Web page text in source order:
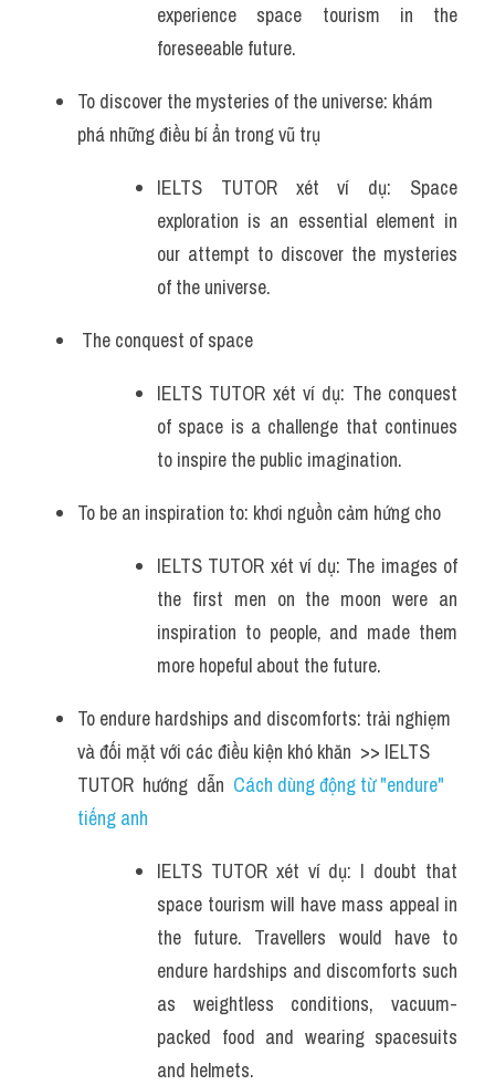
experience space tourism in the
foreseeable future.
To discover the mysteries of the universe: khám
phá những điều bí ẩn trong vũ trụ
IELTS TUTOR xét ví dụ: Space
exploration is an essential element in
our attempt to discover the mysteries
of the universe.
The conquest of space
IELTS TUTOR xét ví dụ: The conquest
of space is a challenge that continues
to inspire the public imagination.
To be an inspiration to: khơi nguồn cảm hứng cho
IELTS TUTOR xét ví dụ: The images of
the first men on the moon were an
inspiration to people, and made them
more hopeful about the future.
To endure hardships and discomforts: trải nghiẹm
và đối mặt với các điều kiện khó khăn  >> IELTS
TUTOR  hướng  dẫn Cách dùng động từ "endure"
tiếng anh
IELTS TUTOR xét ví dụ: I doubt that
space tourism will have mass appeal in
the future. Travellers would have to
endure hardships and discomforts such
as weightless conditions, vacuum-
packed food and wearing spacesuits
and helmets.